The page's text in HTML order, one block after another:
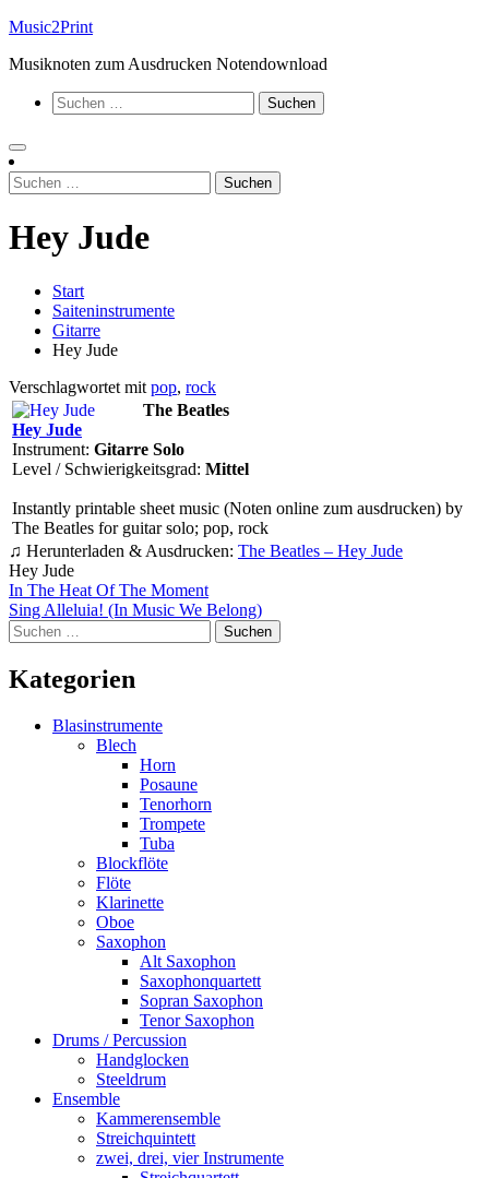
Zum
springen
Music2Print
Musiknoten zum Ausdrucken Notendownload
Suchen
nach:
Suchen
nach:
Hey Jude
Start
Saiteninstrumente
Gitarre
Hey Jude
Verschlagwortet mit pop, rock
The Beatles
Hey Jude
Instrument: Gitarre Solo
Level / Schwierigkeitsgrad: Mittel
Instantly printable sheet music (Noten online zum ausdrucken) by
The Beatles for guitar solo; pop, rock
♫ Herunterladen & Ausdrucken: The Beatles – Hey Jude
Hey Jude
Beitragsnavigation
In The Heat Of The Moment
Sing Alleluia! (In Music We Belong)
Suchen
nach:
Kategorien
Blasinstrumente
Blech
Horn
Posaune
Tenorhorn
Trompete
Tuba
Blockflöte
Flöte
Klarinette
Oboe
Saxophon
Alt Saxophon
Saxophonquartett
Sopran Saxophon
Tenor Saxophon
Drums / Percussion
Handglocken
Steeldrum
Ensemble
Kammerensemble
Streichquintett
zwei, drei, vier Instrumente